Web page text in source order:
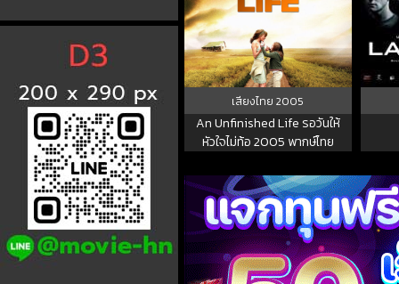
เสียงไทย2005
An Unfinished Life รอวันให้
หัวใจไม่ท้อ 2005 พากษ์ไทย